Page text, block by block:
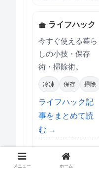
🧺 ライフハック
今すぐ使える暮ら
しの小技・保存
術・掃除術。
冷凍 保存 掃除
ライフハック記
事をまとめて読
む →
メニュー ホーム